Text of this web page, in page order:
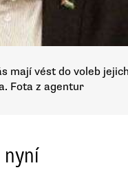
mají vést do voleb
Fota z agentur